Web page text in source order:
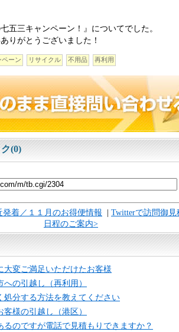
五三キャンペーン！』についてでした。
りがとうございました！
ペーン リサイクル 不用品 再利用
(0)
着／１１月のお得便情報 | Twitterで訪問御
日程のご案内>
大変ご満足いただけたお客様
の引越し（再利用）
処分する方法を教えてください
様の引越し（港区）
るのですが電話で見積もりできますか？